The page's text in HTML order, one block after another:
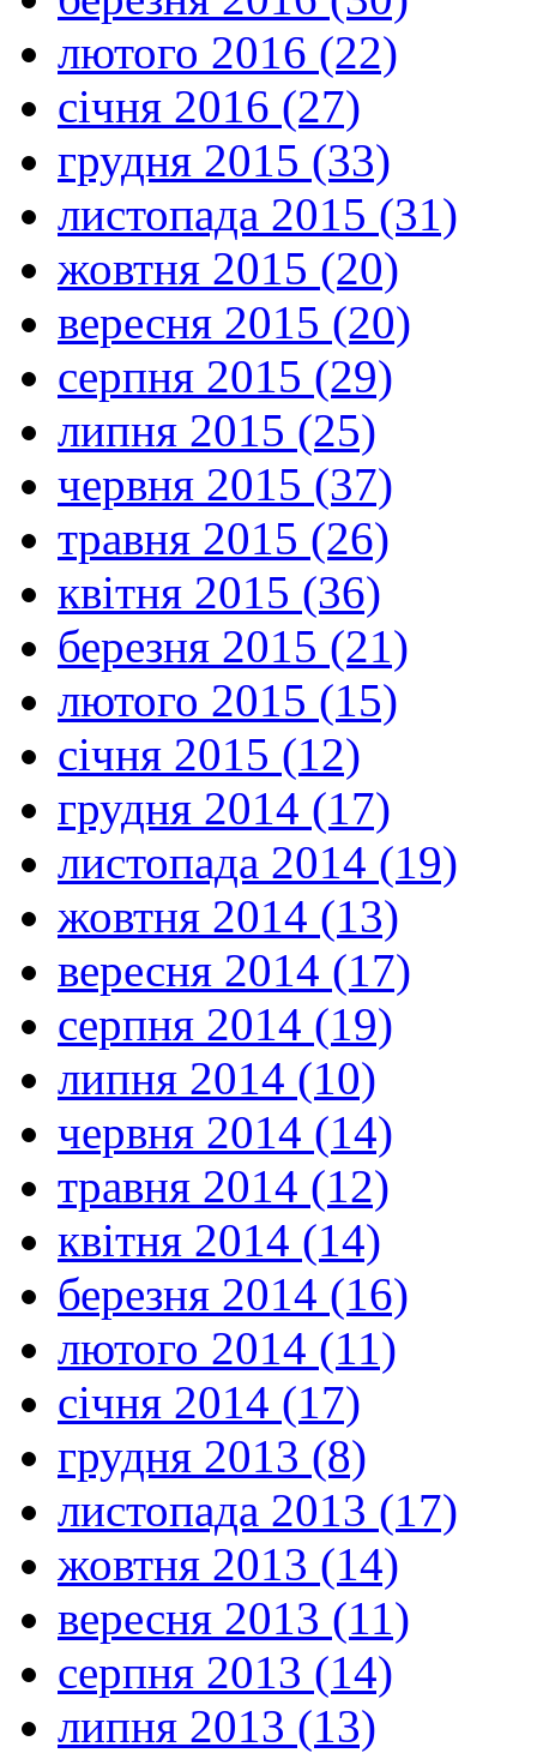
лютого 2016 (22)
січня 2016 (27)
грудня 2015 (33)
листопада 2015 (31)
жовтня 2015 (20)
вересня 2015 (20)
серпня 2015 (29)
липня 2015 (25)
червня 2015 (37)
травня 2015 (26)
квітня 2015 (36)
березня 2015 (21)
лютого 2015 (15)
січня 2015 (12)
грудня 2014 (17)
листопада 2014 (19)
жовтня 2014 (13)
вересня 2014 (17)
серпня 2014 (19)
липня 2014 (10)
червня 2014 (14)
травня 2014 (12)
квітня 2014 (14)
березня 2014 (16)
лютого 2014 (11)
січня 2014 (17)
грудня 2013 (8)
листопада 2013 (17)
жовтня 2013 (14)
вересня 2013 (11)
серпня 2013 (14)
липня 2013 (13)